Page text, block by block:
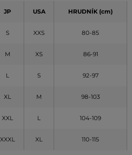
JP USA HRUDNÍK (cm)
S XXS 80-85
M XS 86-91
L S 92-97
XL M 98-103
XXL L 104-109
XXXL XL 110-115